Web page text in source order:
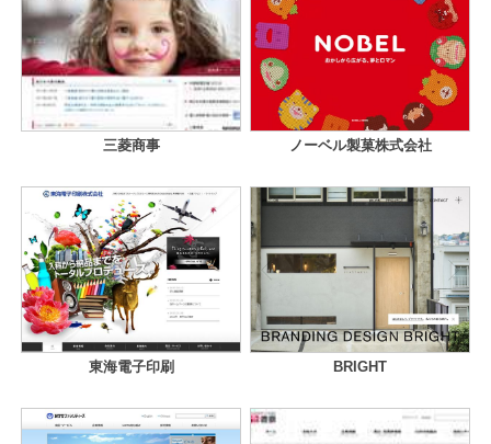
三菱商事 ノーベル製菓株式会社
東海電子印刷 BRIGHT